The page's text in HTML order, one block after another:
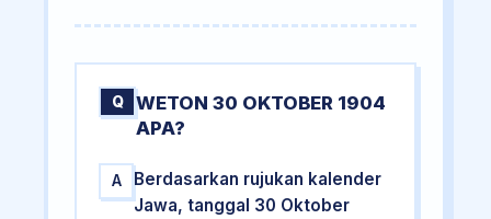
Q
WETON 30 OKTOBER 1904
APA?
A
Berdasarkan rujukan kalender
Jawa, tanggal 30 Oktober